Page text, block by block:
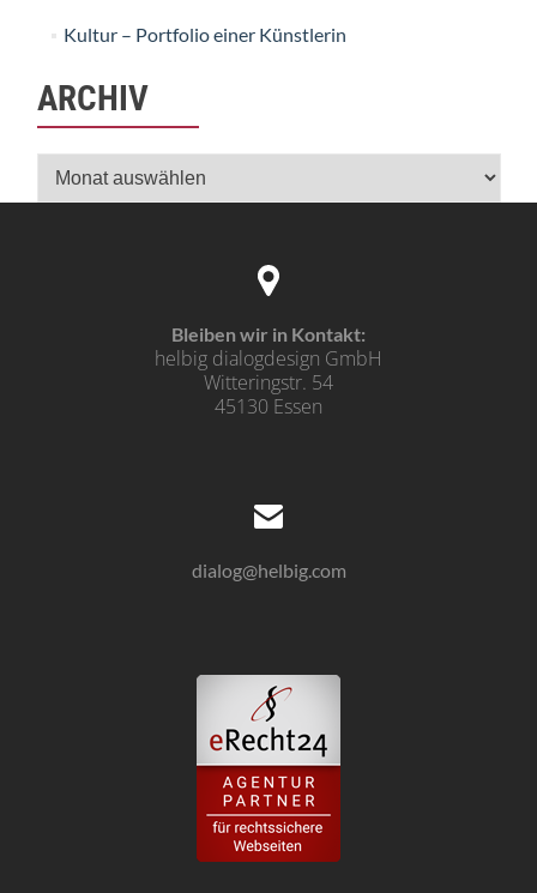
Kultur – Portfolio einer Künstlerin
ARCHIV
Archiv
Bleiben wir in Kontakt:
helbig dialogdesign GmbH
Witteringstr. 54
45130 Essen
dialog@helbig.com